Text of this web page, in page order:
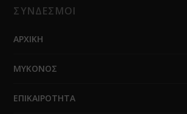
ΣΥΝΔΕΣΜΟΙ
ΑΡΧΙΚΗ
ΜΥΚΟΝΟΣ
ΕΠΙΚΑΙΡΟΤΗΤΑ